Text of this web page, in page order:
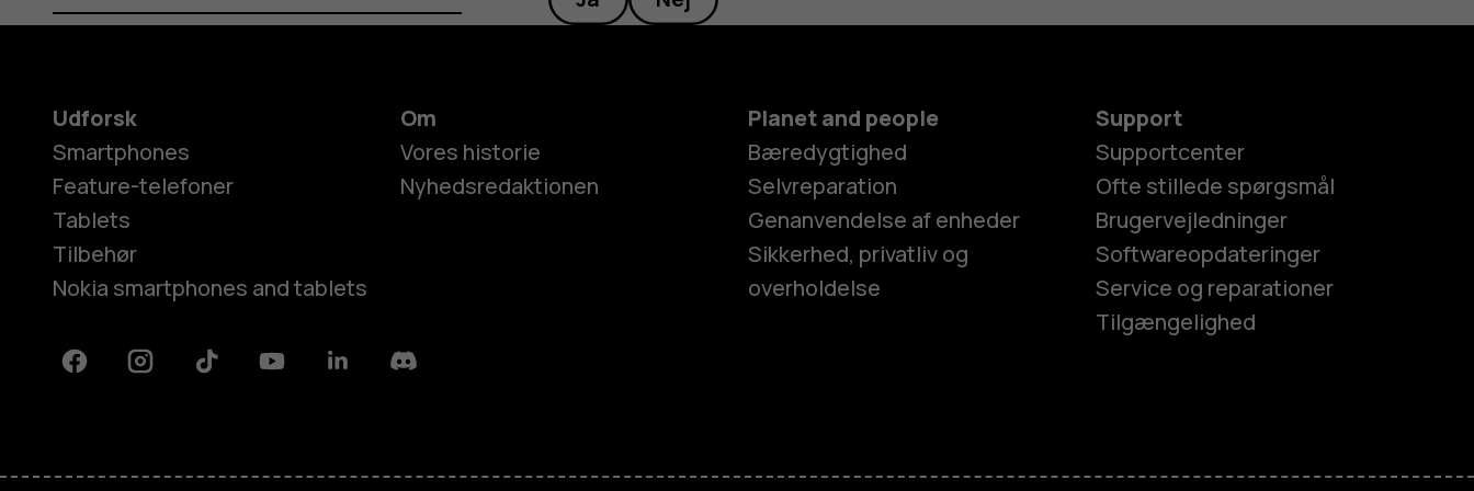
Udforsk
Smartphones
Feature-telefoner
Tablets
Tilbehør
Nokia smartphones and tablets
Om
Vores historie
Nyhedsredaktionen
Planet and people
Bæredygtighed
Selvreparation
Genanvendelse af enheder
Sikkerhed, privatliv og
overholdelse
Support
Supportcenter
Ofte stillede spørgsmål
Brugervejledninger
Softwareopdateringer
Service og reparationer
Tilgængelighed
FacebookInstagramTiktok YoutubeLinkedinDiscord